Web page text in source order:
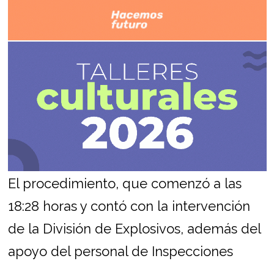
El procedimiento, que comenzó a las
18:28 horas y contó con la intervención
de la División de Explosivos, además del
apoyo del personal de Inspecciones